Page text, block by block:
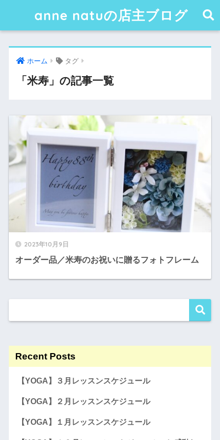
anne natuの店主ブログ
ホーム タグ
「米寿」の記事一覧
2023年10月9日
オーダー品／米寿のお祝いに贈るフォトフレーム
Recent Posts
【YOGA】３月レッスンスケジュール
【YOGA】２月レッスンスケジュール
【YOGA】１月レッスンスケジュール